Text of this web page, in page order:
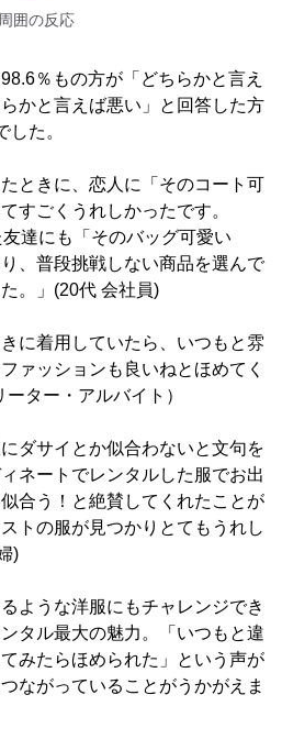
周囲の反応
％もの方が「どちらかと言え
かと言えば悪い」と回答した方
た。
ときに、恋人に「そのコート可
すごくうれしかったです。
達にも「そのバッグ可愛い
、普段挑戦しない商品を選んで
。」(20代 会社員)
に着用していたら、いつもと雰
ァッションも良いねとほめてく
ター・アルバイト）
ダサイとか似合わないと文句を
ネートでレンタルした服でお出
合う！と絶賛してくれたことが
トの服が見つかりとてもうれし
)
ような洋服にもチャレンジでき
タル最大の魅力。「いつもと違
みたらほめられた」という声が
ながっていることがうかがえま